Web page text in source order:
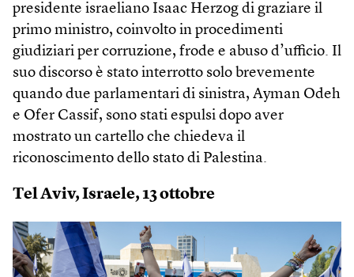
presidente israeliano Isaac Herzog di graziare il
primo ministro, coinvolto in procedimenti
giudiziari per corruzione, frode e abuso d’ufficio. Il
suo discorso è stato interrotto solo brevemente
quando due parlamentari di sinistra, Ayman Odeh
e Ofer Cassif, sono stati espulsi dopo aver
mostrato un cartello che chiedeva il
riconoscimento dello stato di Palestina.
Tel Aviv, Israele, 13 ottobre